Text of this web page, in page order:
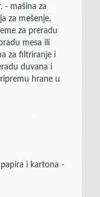
- mašina za
za mešenje,
za preradu
mesa ili
za filtriranje i
duvana i
hrane u
i kartona -